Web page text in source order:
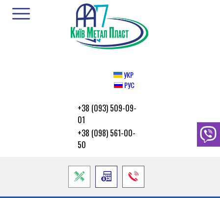
УКР
РУС
+38 (093) 509-09-
01
+38 (098) 561-00-
50